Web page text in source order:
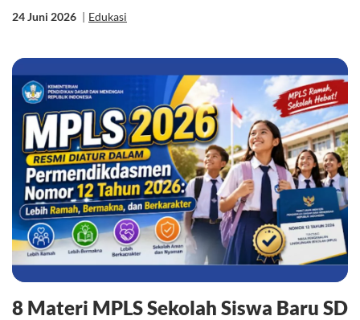
24 Juni 2026 | Edukasi
8 Materi MPLS Sekolah Siswa Baru SD